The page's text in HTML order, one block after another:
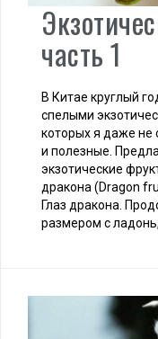
часть 1
В Китае круглый
спелыми
которых я даже не
и полезные.
экзотические
дракона (Dragon
Глаз дракона.
размером с